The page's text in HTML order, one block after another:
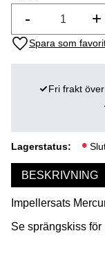
+
-
Lägg till i favoriter
Lagerstatus
Fri frakt
BESKRIVNING
Impellersats
Se sprängskiss för